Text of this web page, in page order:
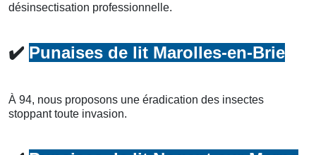
désinsectisation professionnelle.
✔️ Punaises de lit Marolles-en-Brie
À 94, nous proposons une éradication des insectes
stoppant toute invasion.